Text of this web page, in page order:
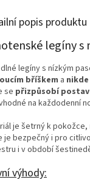
popis produktu
legíny s
legíny s nízkým
bříškem a
se přizpůsobí
na každodenní
je šetrný k pokožce,
je bezpečný i pro
i v období
výhody: